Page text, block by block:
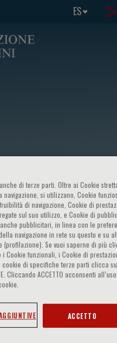
ES
Y EVENTOS / ORADOR
di terze parti. Oltre ai Cookie
navigazione, si utilizzano, Cookie
di navigazione, Cookie di
sul suo utilizzo, e Cookie di
pubblicitari, in linea con le
navigazione in rete su questo e su
(profilazione). Se vuoi saperne di più
Cookie funzionali, i Cookie di
di specifiche terze parti clicca su
Cliccando ACCETTO acconsenti
ACCETTO